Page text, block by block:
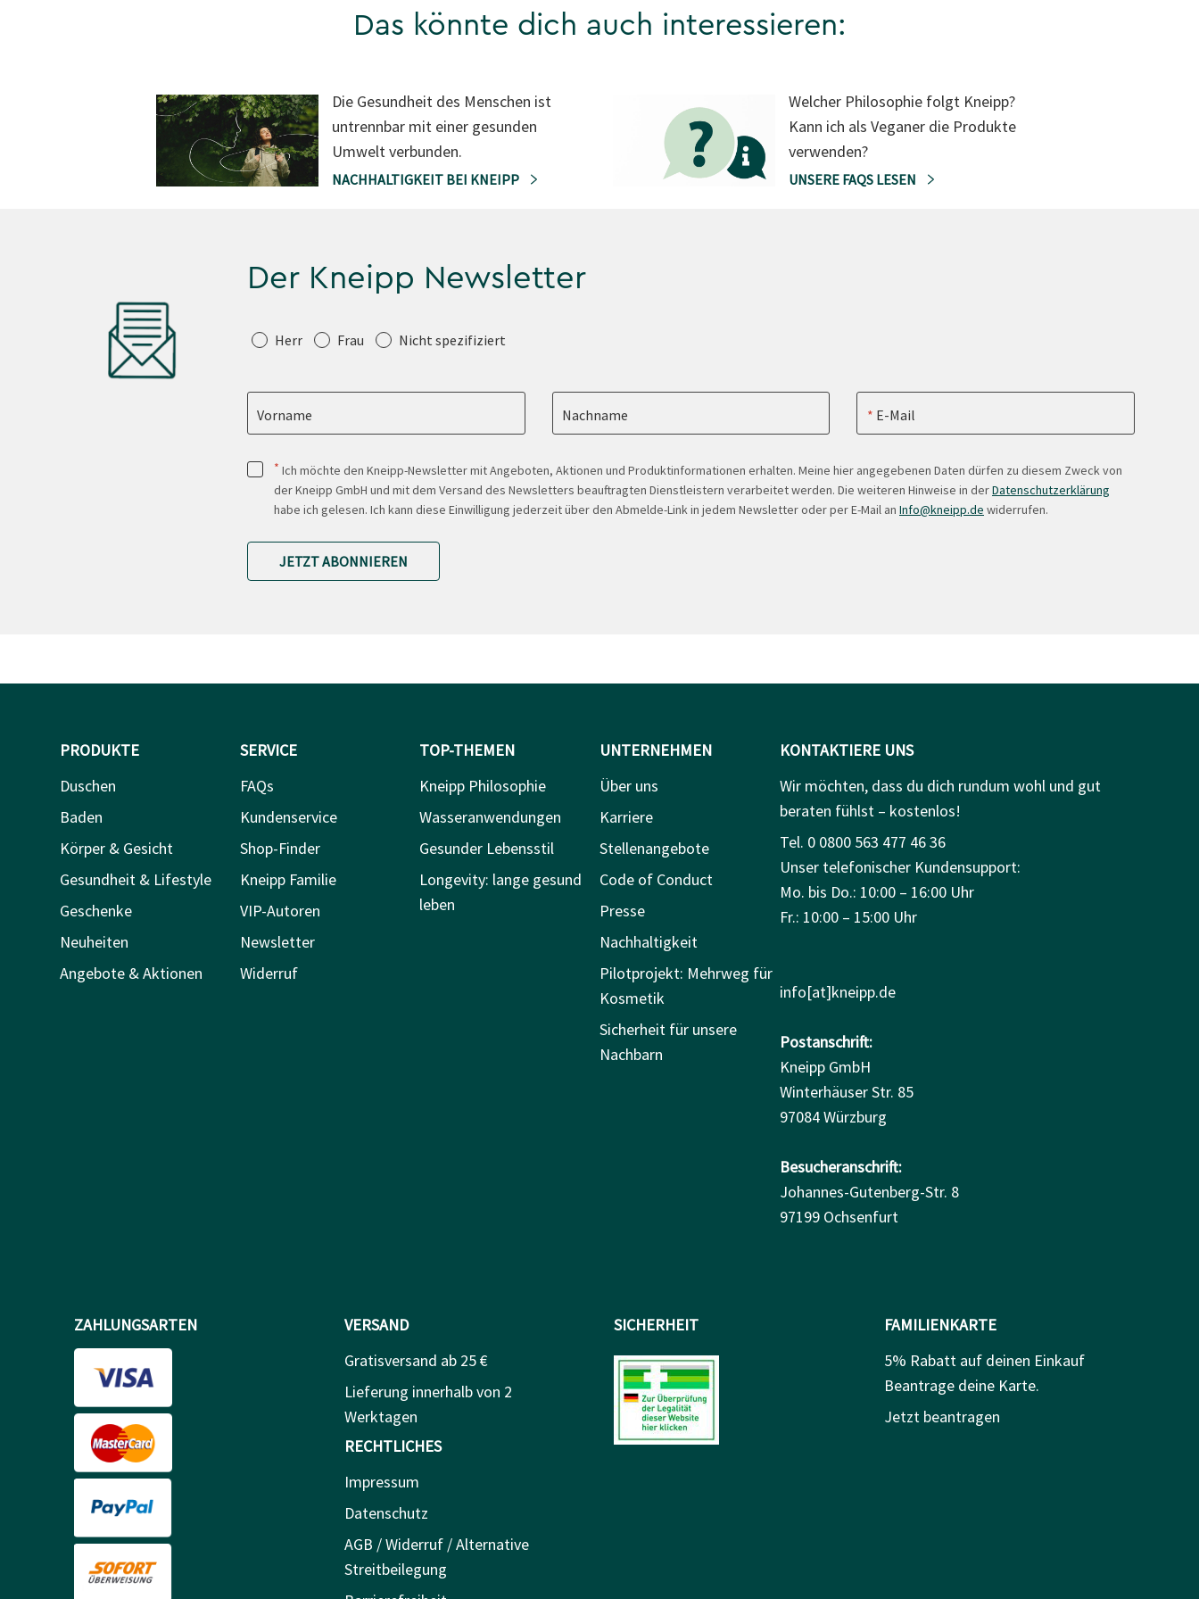
Das könnte dich auch interessieren:
Die Gesundheit des Menschen ist
untrennbar mit einer gesunden
Umwelt verbunden.
NACHHALTIGKEIT BEI KNEIPP
Welcher Philosophie folgt Kneipp?
Kann ich als Veganer die Produkte
verwenden?
UNSERE FAQS LESEN
Der Kneipp Newsletter
Anrede
Herr Frau Nicht spezifiziert
Vorname Nachname E-Mail
* Ich möchte den Kneipp-Newsletter mit Angeboten, Aktionen und Produktinformationen erhalten. Meine hier angegebenen Daten dürfen zu diesem Zweck von
der Kneipp GmbH und mit dem Versand des Newsletters beauftragten Dienstleistern verarbeitet werden. Die weiteren Hinweise in derDatenschutzerklärung
habe ich gelesen. Ich kann diese Einwilligung jederzeit über den Abmelde-Link in jedem Newsletter oder per E-Mail an Info@kneipp.de widerrufen.
JETZT ABONNIEREN
PRODUKTE
Duschen
Baden
Körper & Gesicht
Gesundheit & Lifestyle
Geschenke
Neuheiten
Angebote & Aktionen
SERVICE
FAQs
Kundenservice
Shop-Finder
Kneipp Familie
VIP-Autoren
Newsletter
Widerruf
TOP-THEMEN
Kneipp Philosophie
Wasseranwendungen
Gesunder Lebensstil
Longevity: lange gesund
leben
UNTERNEHMEN
Über uns
Karriere
Stellenangebote
Code of Conduct
Presse
Nachhaltigkeit
Pilotprojekt: Mehrweg für
Kosmetik
Sicherheit für unsere
Nachbarn
KONTAKTIERE UNS
Wir möchten, dass du dich rundum wohl und gut
beraten fühlst – kostenlos!
Tel. 0 0800 563 477 46 36
Unser telefonischer Kundensupport:
Mo. bis Do.: 10:00 – 16:00 Uhr
Fr.: 10:00 – 15:00 Uhr
info[at]kneipp.de
Postanschrift:
Kneipp GmbH
Winterhäuser Str. 85
97084 Würzburg
Besucheranschrift:
Johannes-Gutenberg-Str. 8
97199 Ochsenfurt
ZAHLUNGSARTEN
VERSAND
Gratisversand ab 25 €
Lieferung innerhalb von 2
Werktagen
RECHTLICHES
Impressum
Datenschutz
AGB / Widerruf / Alternative
Streitbeilegung
SICHERHEIT
FAMILIENKARTE
5% Rabatt auf deinen Einkauf
Beantrage deine Karte.
Jetzt beantragen